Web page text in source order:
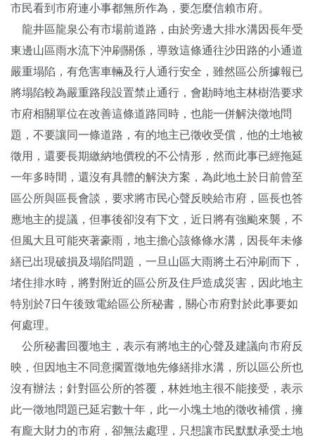
市民看到市府連小事都無所作為，要怎麼信賴市府。
龍井區龍泉公有市場前道路，由於旁邊大排水溝因長年受
東邊山區雨水流下沖刷關係，導致這條通往沙田路的小通道
嚴重塌陷，有危害車輛及行人通行安全，雖然區公所據報已
將塌陷較為嚴重路段設置禁止通行，會勘時地主林樹浩要求
市府相關單位在改善這條道路同時，也能一併解決徵地問
題，不要讓同一條道路，有的地主已徵收受償，他的土地被
徵用，還要長期繳納地價稅的不公情形，然而此事已經拖延
一年多時間，還沒有具體的解決方案，為此地土於日前曾至
區公所與區長會談，要求將市民心聲反映給市府，區長也答
應地主的提議，但事後卻沒有下文，近日將有強颱來襲，不
但風大且可能夾著豪雨，地主擔心該條條水溝，因長年未修
繕已出現破損及塌陷問題，一旦山區大雨將土石沖刷而下，
堵住排水時，將對附近的區公所及住戶造成災害，因此地主
特別於7日午後致電給區公所秘書，關心市府對於此事要如
何處理。
公所秘書回覆地主，表示有將地主的心聲及建議向市府反
映，但因地主不同意擱置徵地先修繕排水溝，所以區公所也
沒有辦法；針對區公所的答覆，林姓地主很不能接受，表示
此一徵地問題已延宕數十年，此一小塊土地的徵收補償，擁
有龐大財力的市府，卻無法處理，只想讓市民默默承受土地